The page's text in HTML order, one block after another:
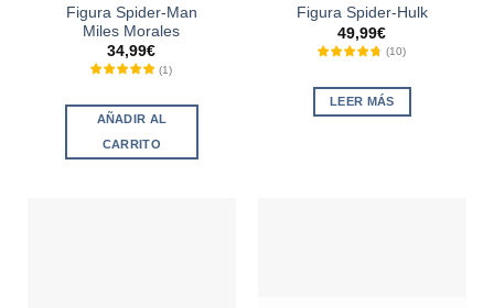
Figura Spider-Man
Miles Morales
34,99€
(1)
AÑADIR AL
CARRITO
Figura Spider-Hulk
49,99€
(10)
LEER MÁS